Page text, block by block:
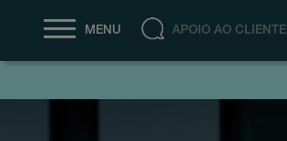
APOIO AO CLIENTE